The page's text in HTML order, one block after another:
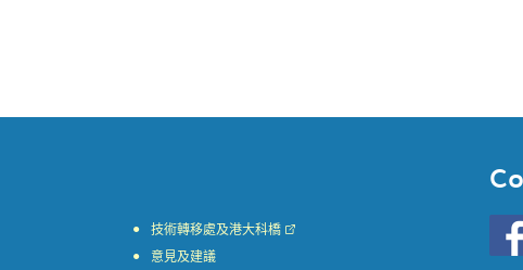
技術轉移處及港大科橋
意見及建議
HKU